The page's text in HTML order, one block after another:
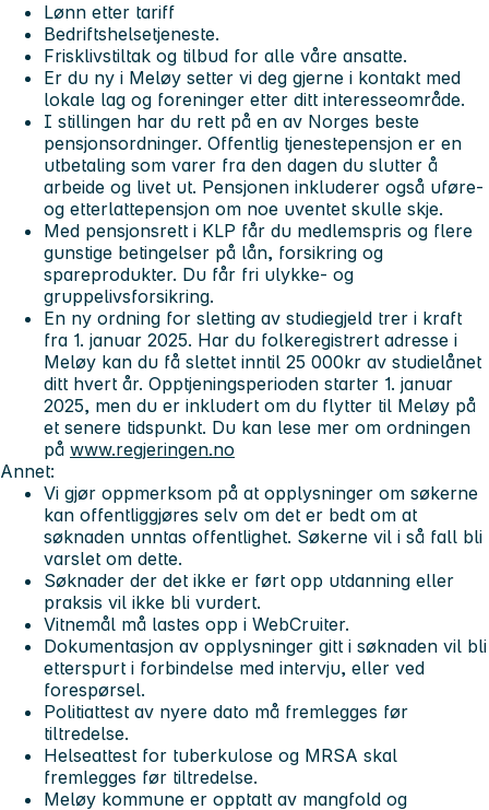
Lønn etter tariff
Bedriftshelsetjeneste.
Frisklivstiltak og tilbud for alle våre ansatte.
Er du ny i Meløy setter vi deg gjerne i kontakt med
lokale lag og foreninger etter ditt interesseområde.
I stillingen har du rett på en av Norges beste
pensjonsordninger. Offentlig tjenestepensjon er en
utbetaling som varer fra den dagen du slutter å
arbeide og livet ut. Pensjonen inkluderer også uføre-
og etterlattepensjon om noe uventet skulle skje.
Med pensjonsrett i KLP får du medlemspris og flere
gunstige betingelser på lån, forsikring og
spareprodukter. Du får fri ulykke- og
gruppelivsforsikring.
En ny ordning for sletting av studiegjeld trer i kraft
fra 1. januar 2025. Har du folkeregistrert adresse i
Meløy kan du få slettet inntil 25 000kr av studielånet
ditt hvert år. Opptjeningsperioden starter 1. januar
2025, men du er inkludert om du flytter til Meløy på
et senere tidspunkt. Du kan lese mer om ordningen
på www.regjeringen.no
Annet:
Vi gjør oppmerksom på at opplysninger om søkerne
kan offentliggjøres selv om det er bedt om at
søknaden unntas offentlighet. Søkerne vil i så fall bli
varslet om dette.
Søknader der det ikke er ført opp utdanning eller
praksis vil ikke bli vurdert.
Vitnemål må lastes opp i WebCruiter.
Dokumentasjon av opplysninger gitt i søknaden vil bli
etterspurt i forbindelse med intervju, eller ved
forespørsel.
Politiattest av nyere dato må fremlegges før
tiltredelse.
Helseattest for tuberkulose og MRSA skal
fremlegges før tiltredelse.
Meløy kommune er opptatt av mangfold og